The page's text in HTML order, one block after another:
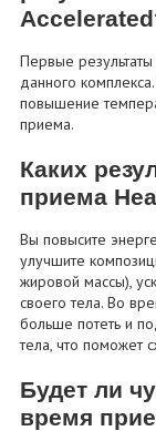
Первые
данного
повышение
приема.
Каких
приема
Вы повысите
улучшите
жировой массы),
своего тела. Во
больше потеть и
тела, что поможет
Будет ли
время